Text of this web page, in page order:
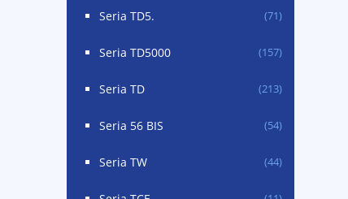
Seria TD5. (71)
Seria TD5000 (157)
Seria TD (213)
Seria 56 BIS (54)
Seria TW (44)